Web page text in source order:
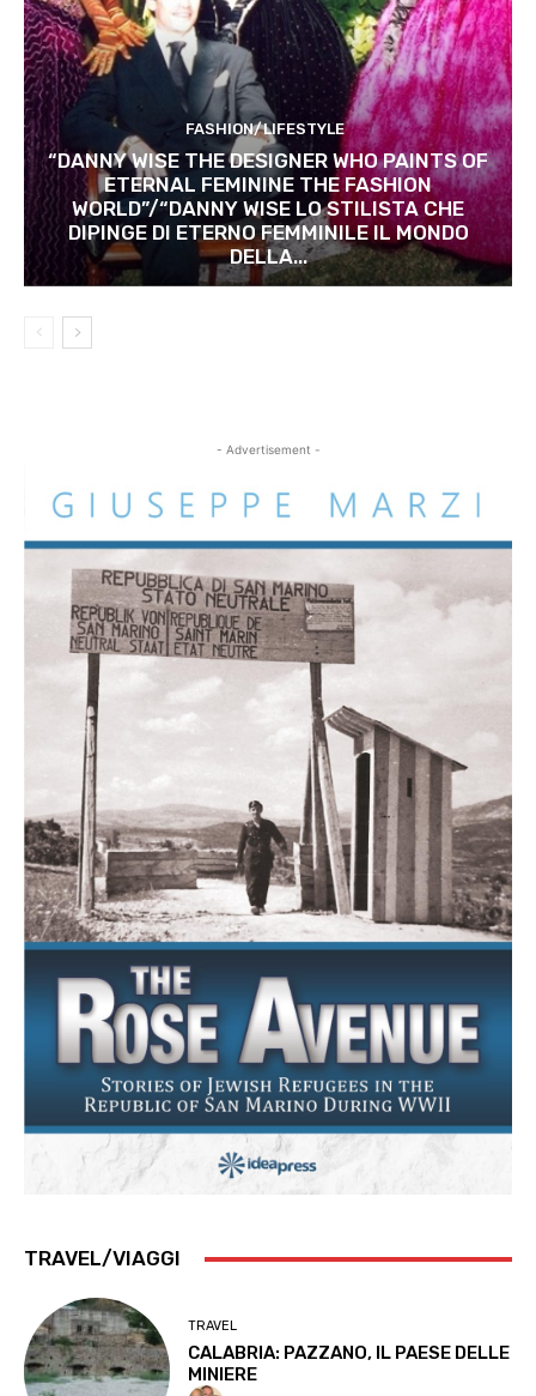
FASHION/LIFESTYLE
“DANNY WISE THE DESIGNER WHO PAINTS OF
ETERNAL FEMININE THE FASHION
WORLD”/“DANNY WISE LO STILISTA CHE
DIPINGE DI ETERNO FEMMINILE IL MONDO
DELLA...
- Advertisement -
TRAVEL/VIAGGI
TRAVEL
CALABRIA: PAZZANO, IL PAESE DELLE
MINIERE